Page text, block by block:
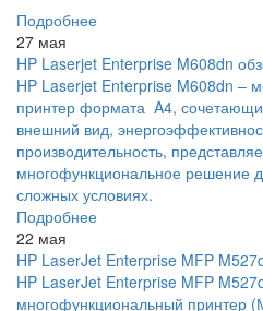
Подробнее
27 мая
HP Laserjet Enterprise M608dn
HP Laserjet Enterprise M608dn –
принтер формата A4,
внешний вид,
производительность,
многофункциональное решение
сложных условиях.
Подробнее
22 мая
HP LaserJet Enterprise MFP
HP LaserJet Enterprise MFP
многофункциональный принтер